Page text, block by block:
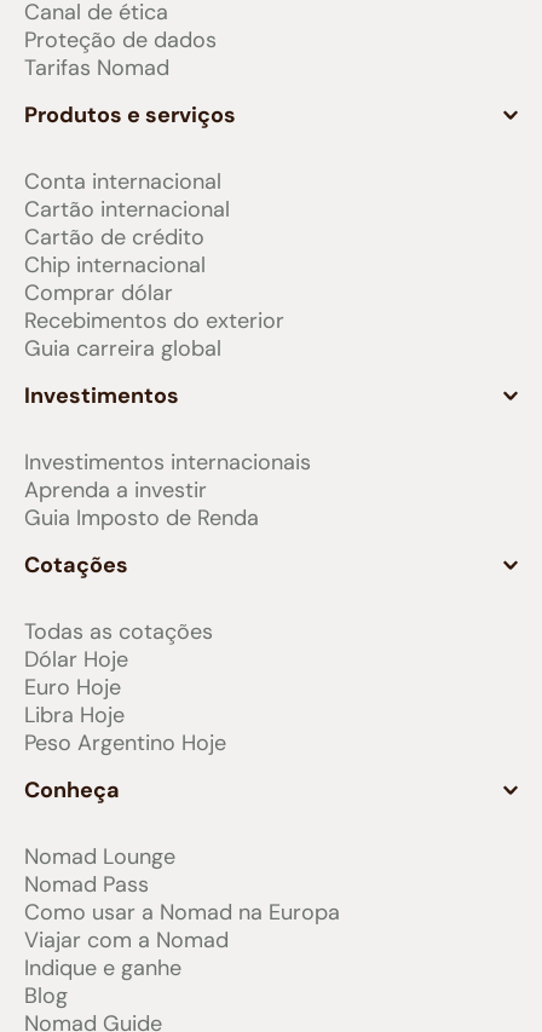
Canal de ética
Proteção de dados
Tarifas Nomad
Produtos e serviços
Conta internacional
Cartão internacional
Cartão de crédito
Chip internacional
Comprar dólar
Recebimentos do exterior
Guia carreira global
Investimentos
Investimentos internacionais
Aprenda a investir
Guia Imposto de Renda
Cotações
Todas as cotações
Dólar Hoje
Euro Hoje
Libra Hoje
Peso Argentino Hoje
Conheça
Nomad Lounge
Nomad Pass
Como usar a Nomad na Europa
Viajar com a Nomad
Indique e ganhe
Blog
Nomad Guide